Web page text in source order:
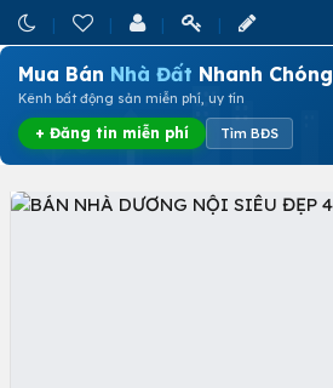
Mua Bán Nhà Đất Nhanh Chóng
Kênh bất động sản miễn phí, uy tín
+ Đăng tin miễn phí Tìm BĐS